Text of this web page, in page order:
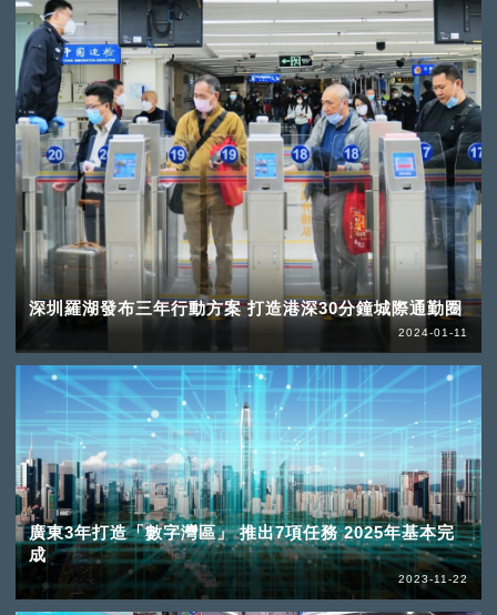
深圳羅湖發布三年行動方案 打造港深30分鐘城際通勤圈
2024-01-11
廣東3年打造「數字灣區」 推出7項任務 2025年基本完
成
2023-11-22